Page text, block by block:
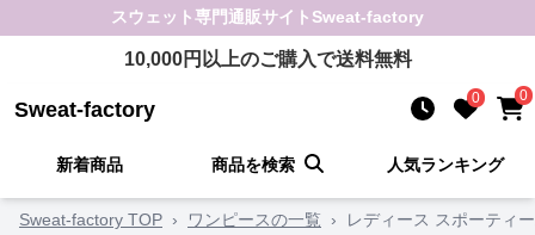
スウェット専門通販サイト Sweat-factory
10,000円以上のご購入で送料無料
Sweat-factory 0 0
新着商品 商品を検索 人気ランキング
Sweat-factory TOP › ワンピースの一覧 › レディース スポーティ